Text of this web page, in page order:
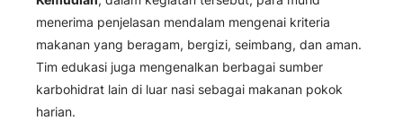
menerima penjelasan mendalam mengenai kriteria
makanan yang beragam, bergizi, seimbang, dan aman.
Tim edukasi juga mengenalkan berbagai sumber
karbohidrat lain di luar nasi sebagai makanan pokok
harian.